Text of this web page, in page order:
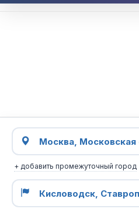
+ добавить промежуточный город